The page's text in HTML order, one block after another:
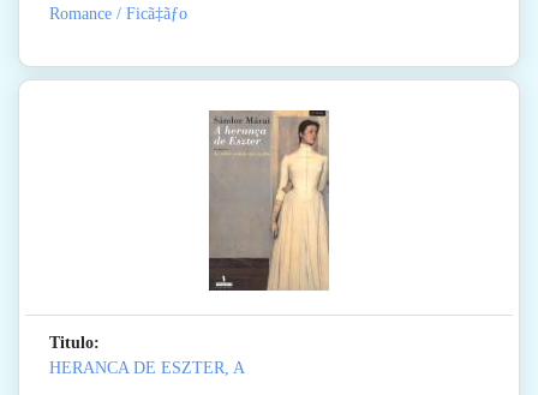
Romance / Ficã‡ãƒo
Titulo:
HERANCA DE ESZTER, A